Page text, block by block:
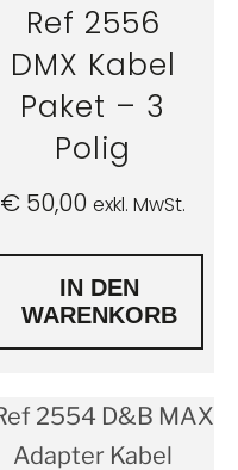
Ref 2556
DMX Kabel
Paket – 3
Polig
€ 50,00 exkl. MwSt.
IN DEN
WARENKORB